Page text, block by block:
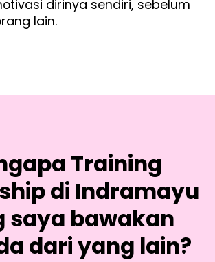
dirinya sendiri, sebelum
lain.
Training
di Indramayu
saya bawakan
dari yang lain?